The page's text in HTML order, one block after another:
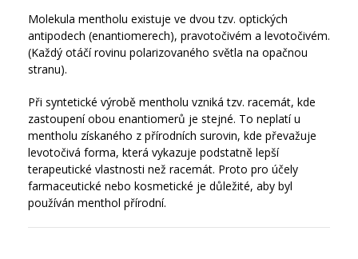
Molekula mentholu existuje ve dvou tzv. optických
antipodech (enantiomerech), pravotočivém a levotočivém.
(Každý otáčí rovinu polarizovaného světla na opačnou
stranu).
Při syntetické výrobě mentholu vzniká tzv. racemát, kde
zastoupení obou enantiomerů je stejné. To neplatí u
mentholu získaného z přírodních surovin, kde převažuje
levotočivá forma, která vykazuje podstatně lepší
terapeutické vlastnosti než racemát. Proto pro účely
farmaceutické nebo kosmetické je důležité, aby byl
používán menthol přírodní.